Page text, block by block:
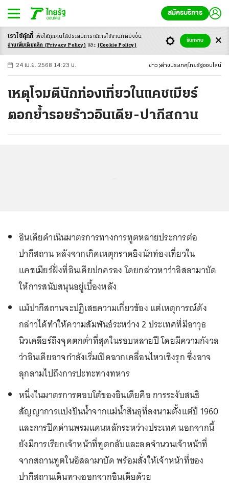
สมัครบริการ
-ก ก ก+
24 เม.ย. 2568 14:23 น. ข่าว ต่างประเทศ ไทยรัฐออนไลน์
เหตุโจมตีนักท่องเที่ยวในแคชเมียร์
ตอกย้ำรอยร้าวอินเดีย-ปากีสถาน
อินเดียดำเนินมาตรการทางการทูตหลายประการต่อ
ปากีสถาน หลังจากเกิดเหตุกราดยิงนักท่องเที่ยวใน
แคชเมียร์ฝั่งที่อินเดียปกครอง โดยกล่าวหาว่าอิสลามาบัด
ให้การสนับสนุนอยู่เบื้องหลัง
แม้ปากีสถานจะปฏิเสธความเกี่ยวข้อง แต่เหตุการณ์ดัง
กล่าวได้ทำให้ความสัมพันธ์ระหว่าง 2 ประเทศที่มีอาวุธ
นิวเคลียร์ถึงจุดตกต่ำที่สุดในรอบหลายปี โดยมีความกังวล
ว่าอินเดียอาจกำลังเริ่มเปิดฉากเคลื่อนไหวเชิงรุก ซึ่งอาจ
ลุกลามไปถึงการปะทะทางทหาร
หนึ่งในมาตรการตอบโต้ของอินเดียคือ การระงับสนธิ
สัญญาการแบ่งปันน้ำจากแม่น้ำสินธุที่ลงนามตั้งแต่ปี 1960
และการปิดด่านพรมแดนหลักระหว่างประเทศ นอกจากนี้
ยังมีการเรียกเจ้าหน้าที่ทูตกลับและลดจำนวนเจ้าหน้าที่
จากสถานทูตในอิสลามาบัด พร้อมสั่งให้เจ้าหน้าที่ของ
ปากีสถานเดินทางออกจากอินเดียด้วย
เราใช้คุ้กกี้ เพื่อให้ทุกคนได้ประสบการณ์การใช้งานที่ดียิ่งขึ้น
อ่านเพิ่มเติมคลิก (Privacy Policy) และ (Cookie Policy)
รับทราบ